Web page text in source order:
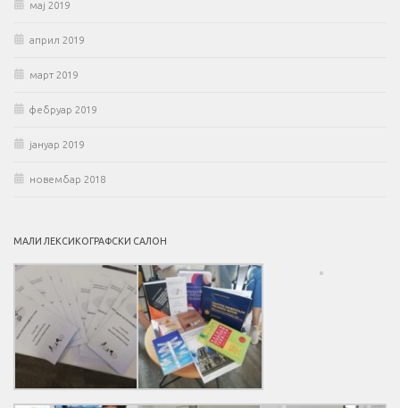
мај 2019
април 2019
март 2019
фебруар 2019
јануар 2019
новембар 2018
МАЛИ ЛЕКСИКОГРАФСКИ САЛОН